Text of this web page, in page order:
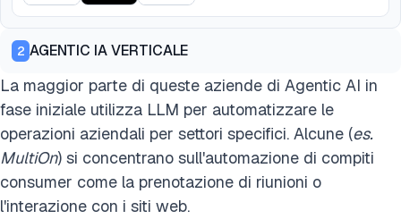
2 AGENTIC IA VERTICALE
La maggior parte di queste aziende di Agentic AI in
fase iniziale utilizza LLM per automatizzare le
operazioni aziendali per settori specifici. Alcune (es.
MultiOn) si concentrano sull'automazione di compiti
consumer come la prenotazione di riunioni o
l'interazione con i siti web.